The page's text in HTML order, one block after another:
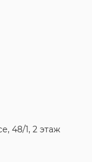
48/1, 2 этаж